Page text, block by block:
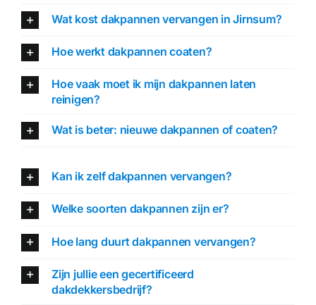
Wat kost dakpannen vervangen in Jirnsum?
Hoe werkt dakpannen coaten?
Hoe vaak moet ik mijn dakpannen laten
reinigen?
Wat is beter: nieuwe dakpannen of coaten?
Kan ik zelf dakpannen vervangen?
Welke soorten dakpannen zijn er?
Hoe lang duurt dakpannen vervangen?
Zijn jullie een gecertificeerd
dakdekkersbedrijf?